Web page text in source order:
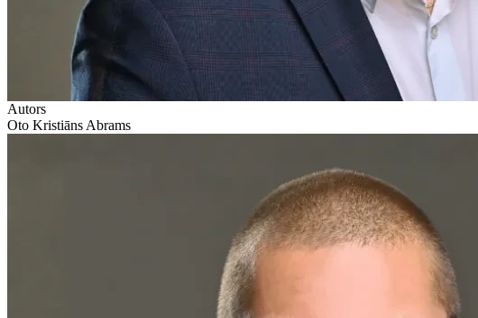
Autors
Oto Kristiāns Abrams